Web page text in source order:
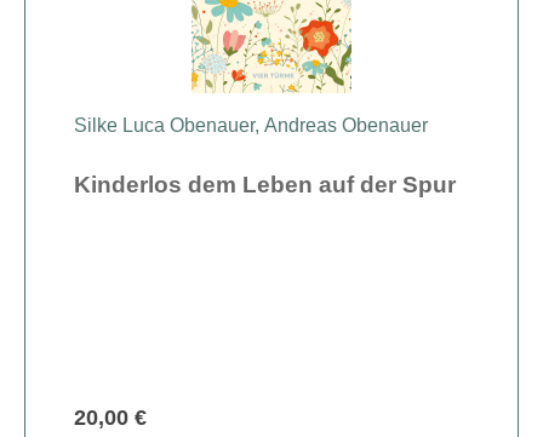
Silke Luca Obenauer, Andreas Obenauer
Kinderlos dem Leben auf der Spur
20,00 €